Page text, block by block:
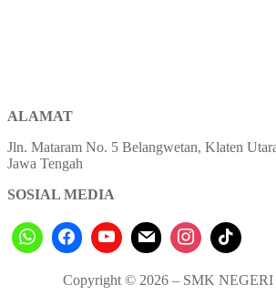
ALAMAT
Jln. Mataram No. 5 Belangwetan, Klaten
Jawa Tengah
SOSIAL MEDIA
Copyright © 2026 – SMK